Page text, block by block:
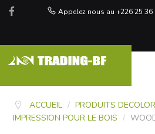
Appelez nous au +226 25 36
ACCUEIL / PRODUITS DECOLOR
IMPRESSION POUR LE BOIS /